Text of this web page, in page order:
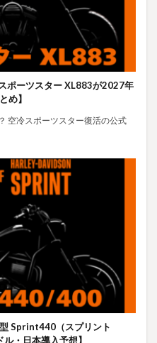
ポーツスター XL883が2027年
め】
空冷スポーツスター復活の公式
Sprint440（スプリント
・日本導入予想】